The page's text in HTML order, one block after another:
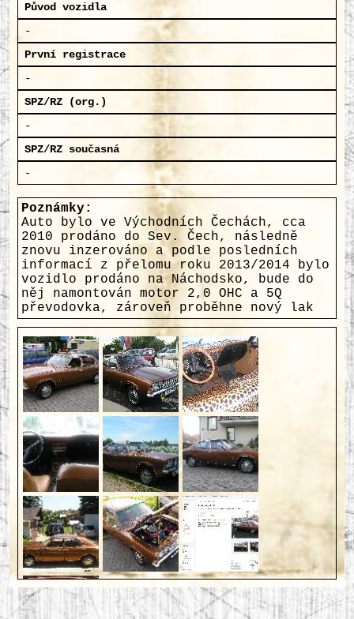
Původ vozidla
-
První registrace
-
SPZ/RZ (org.)
-
SPZ/RZ současná
-
Poznámky:
Auto bylo ve Východních Čechách, cca
2010 prodáno do Sev. Čech, následně
znovu inzerováno a podle posledních
informací z přelomu roku 2013/2014 bylo
vozidlo prodáno na Náchodsko, bude do
něj namontován motor 2,0 OHC a 5Q
převodovka, zároveň proběhne nový lak